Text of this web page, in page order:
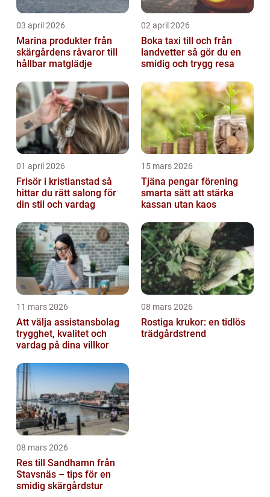
03 april 2026
Marina produkter från
skärgårdens råvaror till
hållbar matglädje
02 april 2026
Boka taxi till och från
landvetter så gör du en
smidig och trygg resa
01 april 2026
Frisör i kristianstad så
hittar du rätt salong för
din stil och vardag
15 mars 2026
Tjäna pengar förening
smarta sätt att stärka
kassan utan kaos
11 mars 2026
Att välja assistansbolag
trygghet, kvalitet och
vardag på dina villkor
08 mars 2026
Rostiga krukor: en tidlös
trädgårdstrend
08 mars 2026
Res till Sandhamn från
Stavsnäs – tips för en
smidig skärgårdstur